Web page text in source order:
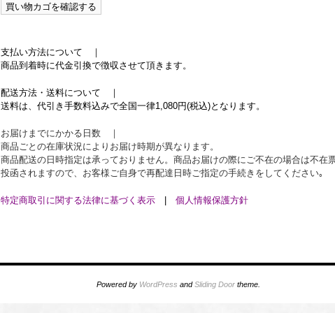
支払い方法について ｜
商品到着時に代金引換で徴収させて頂きます。
配送方法・送料について ｜
送料は、代引き手数料込みで全国一律1,080円(税込)となります。
お届けまでにかかる日数 ｜
商品ごとの在庫状況によりお届け時期が異なります。
商品配送の日時指定は承っておりません。商品お届けの際にご不在の場合は不在
投函されますので、お客様ご自身で再配達日時ご指定の手続きをしてください｡
特定商取引に関する法律に基づく表示 個人情報保護方針
Powered by WordPress andSliding Door theme.